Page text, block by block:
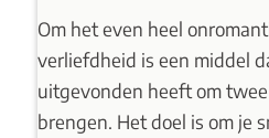
Om het even heel
verliefdheid is een middel
uitgevonden heeft om
brengen. Het doel is om je